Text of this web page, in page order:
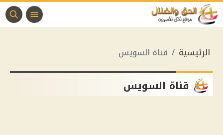
الرئيسية قناة السويس
قناة السويس